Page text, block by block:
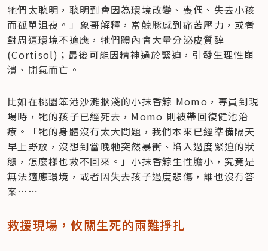
牠們太聰明，聰明到會因為環境改變、喪偶、失去小孩
而孤單沮喪。」象哥解釋，當鯨豚感到痛苦壓力，或者
對周遭環境不適應，牠們體內會大量分泌皮質醇
(Cortisol)；最後可能因精神過於緊迫，引發生理性崩
潰、閉氣而亡。
比如在桃園笨港沙灘擱淺的小抹香鯨 Momo，專員到現
場時，牠的孩子已經死去，Momo 則被帶回復健池治
療。「牠的身體沒有太大問題，我們本來已經準備隔天
早上野放，沒想到當晚牠突然暴衝、陷入過度緊迫的狀
態，怎麼樣也救不回來。」小抹香鯨生性膽小，究竟是
無法適應環境，或者因失去孩子過度悲傷，誰也沒有答
案⋯⋯
救援現場，攸關生死的兩難掙扎